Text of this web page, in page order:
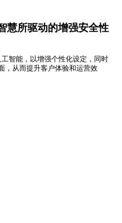
慧所驱动的增强安全性
智能，以增强个性化设定，同时
，从而提升客户体验和运营效